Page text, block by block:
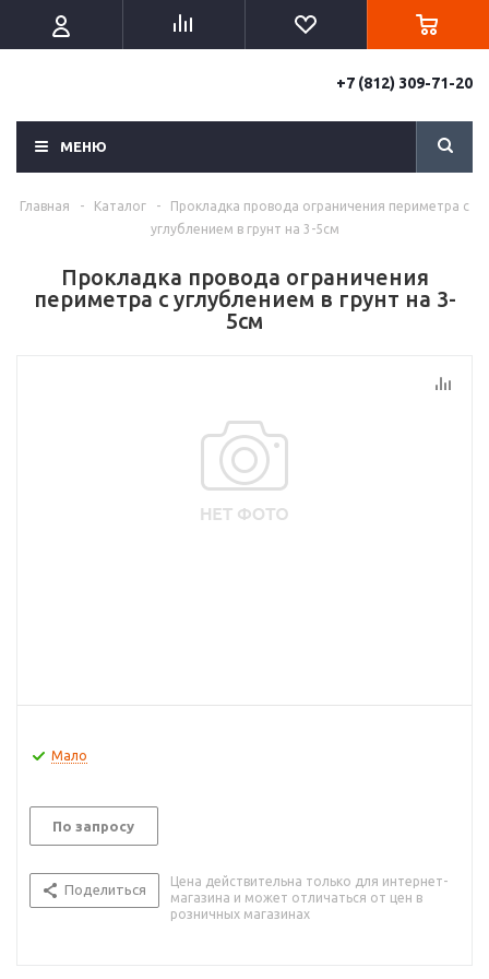
+7 (812) 309-71-20
МЕНЮ
Главная - Каталог -
Прокладка провода ограничения периметра с
углублением в грунт на 3-5см
Прокладка провода ограничения
периметра с углублением в грунт на 3-
5см
Мало
По запросу
Поделиться
Цена действительна только для интернет-
магазина и может отличаться от цен в
розничных магазинах